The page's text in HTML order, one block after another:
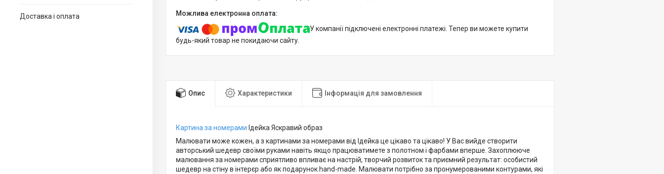
Доставка і оплата
У компанії підключені електронні платежі. Тепер ви можете купити
будь-який товар не покидаючи сайту.
Опис Характеристики Інформація для замовлення
Картина за номерами Ідейка Яскравий образ
Малювати може кожен, а з картинами за номерами від Ідейка це цікаво та цікаво! У Вас вийде створити
авторський шедевр своїми руками навіть якщо працюватимете з полотном і фарбами вперше. Захоплююче
малювання за номерами сприятливо впливає на настрій, творчий розвиток та приємний результат: особистий
шедевр на стіну в інтерєр або як подарунок hand-made. Малювати потрібно за пронумерованими контурами, які